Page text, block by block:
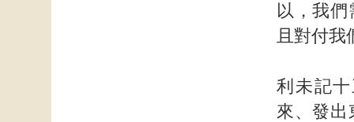
以，我
且對付
利未記
來、發出